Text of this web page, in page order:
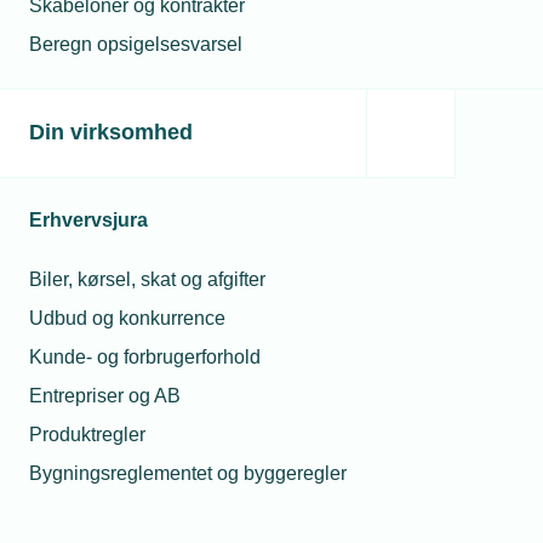
Skabeloner og kontrakter
Beregn opsigelsesvarsel
Din virksomhed
Erhvervsjura
Biler, kørsel, skat og afgifter
Udbud og konkurrence
Kunde- og forbrugerforhold
Entrepriser og AB
Produktregler
Bygningsreglementet og byggeregler
procentdel af
Skatteværdi af
26 %
AM-bidrag for
maks. fradrag
Månedsløn før
AM-bidrag for
36.310 kr.